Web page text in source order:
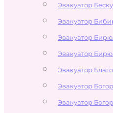
Эвакуатор
Эвакуатор
Эвакуатор
Эвакуатор
Эвакуатор
Эвакуатор
Эвакуатор